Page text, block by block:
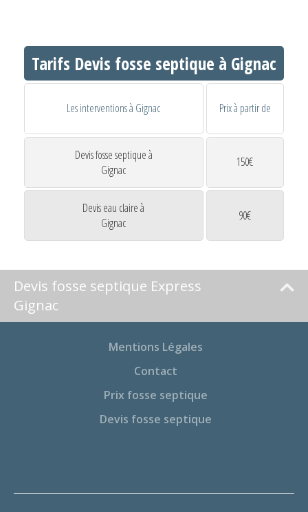
Tarifs Devis fosse septique à Gignac
Les interventions à Gignac Prix à partir de
Devis fosse septique à
Gignac
150€
Devis eau claire à
Gignac
90€
Devis fosse septique Express
Gignac
Mentions Légales
Contact
Prix fosse septique
Devis fosse septique